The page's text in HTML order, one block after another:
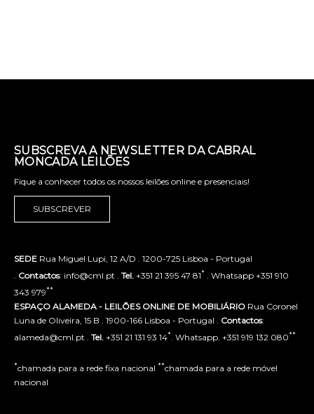
SUBSCREVA A NEWSLETTER DA CABRAL
MONCADA LEILÕES
Fique a conhecer todos os nossos leilões online e presenciais!
SUBSCREVER
SEDE Rua Miguel Lupi, 12 A/D . 1200-725 Lisboa - Portugal
Contactos: info@cml.pt . Tel. +351 21 395 47 81* . Whatsapp +351 910
343 979**
ESPAÇO ALAMEDA - LEILÕES ONLINE DE MOBILIÁRIO Rua Coronel
Luna de Oliveira, 15 B . 1900-166 Lisboa - Portugal . Contactos:
alameda@cml.pt . Tel. +351 21 131 93 14* . Whatsapp. +351 919 132 080**
*chamada para a rede fixa nacional **chamada para a rede móvel
nacional